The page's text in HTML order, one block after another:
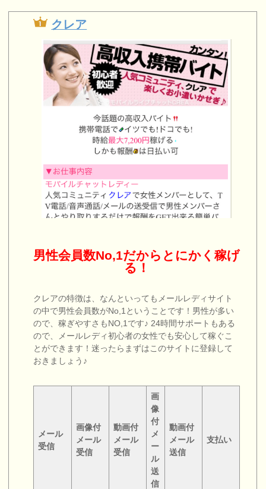
クレア
男性会員数No,1だからとにかく稼げ
る！
クレアの特徴は、なんといってもメールレディサイト
の中で男性会員数がNo,1ということです！男性が多い
ので、稼ぎやすさもNO,1です♪ 24時間サポートもある
ので、メールレディ初心者の女性でも安心して稼ぐこ
とができます！迷ったらまずはこのサイトに登録して
おきましょう♪
メール
受信
画像付
メール
受信
動画付
メール
受信
画
像
付
メ
ー
ル
送
信
動画付
メール
送信
支払い